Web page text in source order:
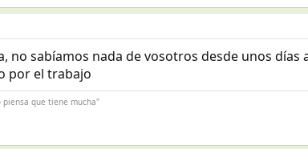
no sabíamos nada de vosotros desde unos
por el trabajo
que tiene mucha"